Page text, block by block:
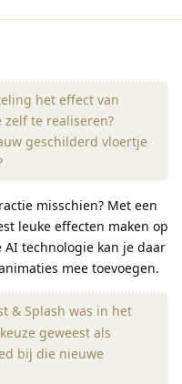
het effect van
te realiseren?
geschilderd vloertje
misschien? Met een
leuke effecten maken op
technologie kan je daar
mee toevoegen.
& Splash was in het
geweest als
bij die nieuwe